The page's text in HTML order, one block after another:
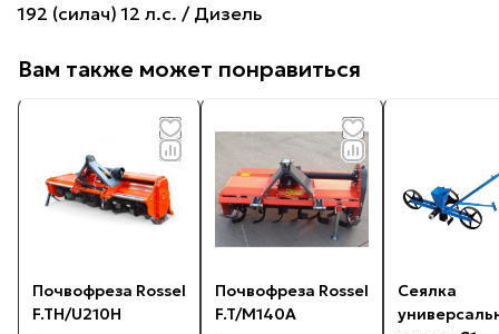
192 (силач) 12 л.с. / Дизель
Вам также может понравиться
Почвофреза Rossel
F.TH/U210H
Почвофреза Rossel
F.T/M140A
Сеялка